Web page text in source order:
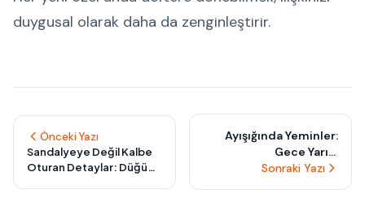
duygusal olarak daha da zenginleştirir.
Önceki Yazı
Sandalyeye Değil Kalbe
Oturan Detaylar: Düğün
Sonraki Yazı
Ayışığında Yeminler:
Gece Yarısı
Düğünleriyle Işıltılı ve